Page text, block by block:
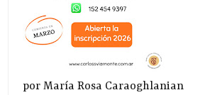
por María Rosa Caraoghlanian